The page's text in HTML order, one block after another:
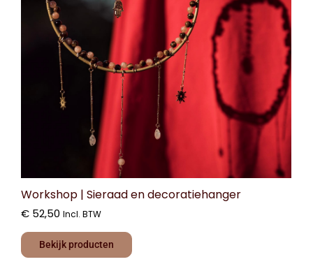
Workshop | Sieraad en decoratiehanger
€ 52,50 Incl. BTW
Bekijk producten